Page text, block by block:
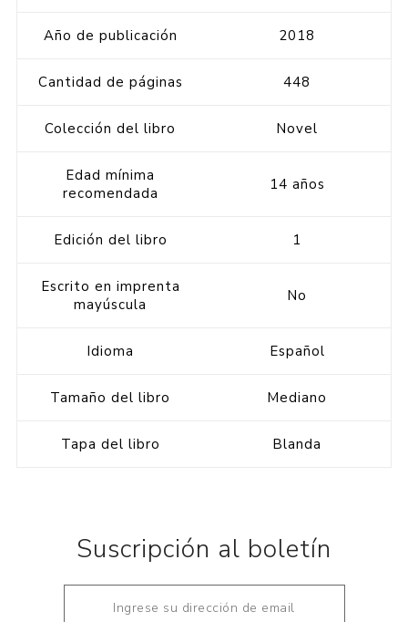
Año de publicación 2018
Cantidad de páginas 448
Colección del libro Novel
Edad mínima
recomendada
14 años
Edición del libro 1
Escrito en imprenta
mayúscula
No
Idioma Español
Tamaño del libro Mediano
Tapa del libro Blanda
Suscripción al boletín